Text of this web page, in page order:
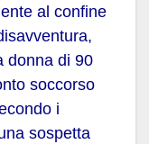
al confine
donna di 90
soccorso
i
sospetta